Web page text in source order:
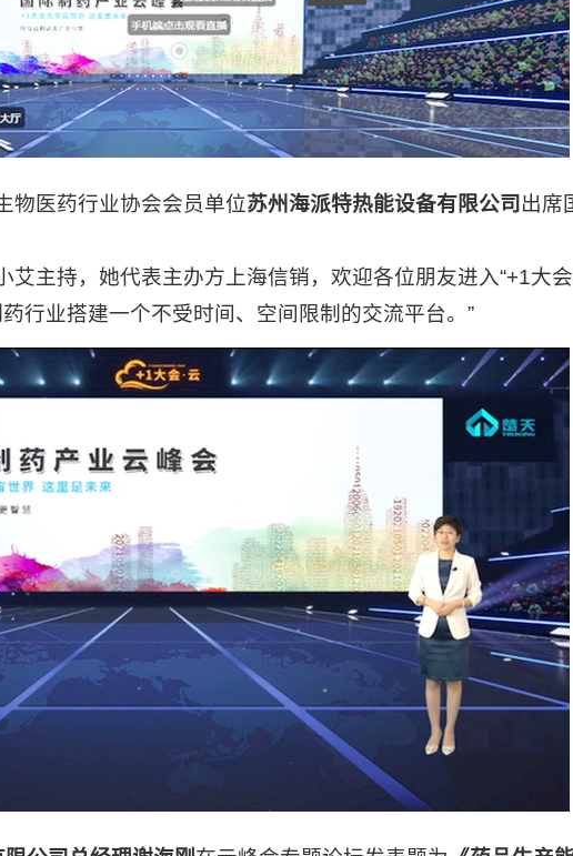
医药行业协会会员单位苏州海派特热能设备有限公司 出席
持，她代表主办方上海信销，欢迎各位朋友进入“+1大会
行业搭建一个不受时间、空间限制的交流平台。”